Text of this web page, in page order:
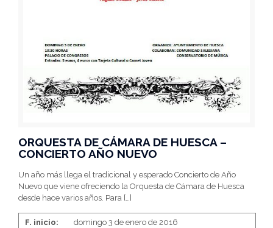
ORQUESTA DE CÁMARA DE HUESCA –
CONCIERTO AÑO NUEVO
Un año más llega el tradicional y esperado Concierto de Año
Nuevo que viene ofreciendo la Orquesta de Cámara de Huesca
desde hace varios años. Para […]
F. inicio:
domingo 3 de enero de 2016